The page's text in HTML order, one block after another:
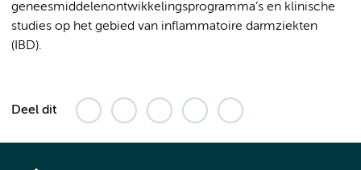
geneesmiddelenontwikkelingsprogramma’s en klinische
studies op het gebied van inflammatoire darmziekten
(IBD).
Deel dit